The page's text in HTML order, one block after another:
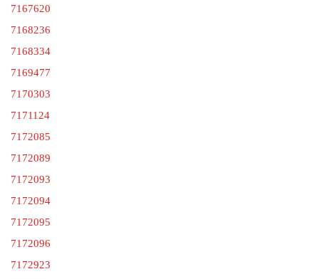
7167620
7168236
7168334
7169477
7170303
7171124
7172085
7172089
7172093
7172094
7172095
7172096
7172923